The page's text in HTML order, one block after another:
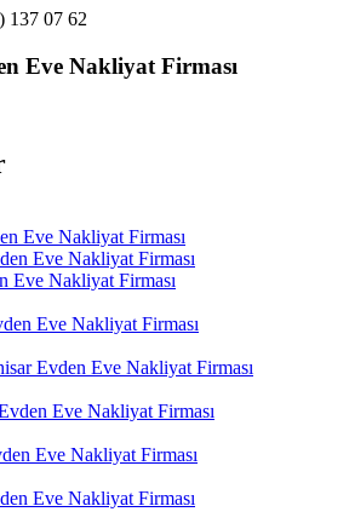
137 07 62
Eve Nakliyat Firması
Eve Nakliyat Firması
Eve Nakliyat Firması
Eve Nakliyat Firması
Evden Eve Nakliyat Firması
Eve Nakliyat Firması
Eve Nakliyat Firması
Eve Nakliyat Firması